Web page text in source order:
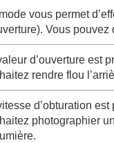
vous permet
Vous
d’ouverture est
rendre flou
d’obturation
photographier